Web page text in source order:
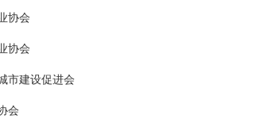
协会
协会
市建设促进会
会